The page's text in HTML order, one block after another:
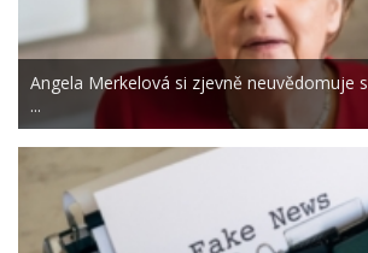
Angela Merkelová si zjevně neuvědomuje
...